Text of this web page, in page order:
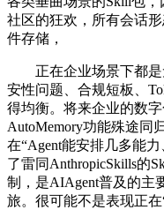
社区的狂欢，所有会话
件存储，
正在企业场景下都是
安性问题、合规短板、
得均衡。将来企业的数
AutoMemory功能殊途同
在“Agent能安排几多能
了雷同AnthropicSkills的
制，是AIAgent普及的主
旅。很可能不是表现正在